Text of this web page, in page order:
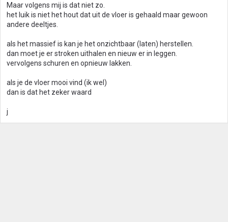
Maar volgens mij is dat niet zo.
het luik is niet het hout dat uit de vloer is gehaald maar gewoon
andere deeltjes.
als het massief is kan je het onzichtbaar (laten) herstellen.
dan moet je er stroken uithalen en nieuw er in leggen.
vervolgens schuren en opnieuw lakken.
als je de vloer mooi vind (ik wel)
dan is dat het zeker waard
j